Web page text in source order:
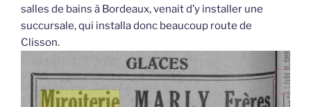
salles de bains à Bordeaux, venait d’y installer une
succursale, qui installa donc beaucoup route de
Clisson.